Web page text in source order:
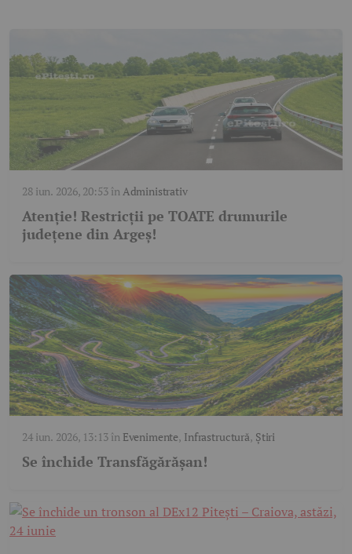
28 iun. 2026, 20:53înAdministrativ
Atenție! Restricții pe TOATE drumurile
județene din Argeș!
24 iun. 2026, 13:13în Evenimente, Infrastructură, Știri
Se închide Transfăgărășan!